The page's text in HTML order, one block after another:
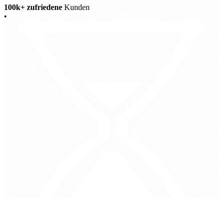
100k+ zufriedene Kunden
•